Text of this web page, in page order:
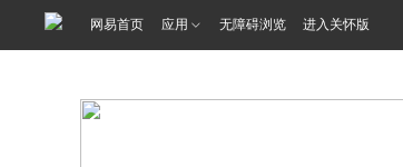
网易首页 应用 无障碍浏览 进入关怀版